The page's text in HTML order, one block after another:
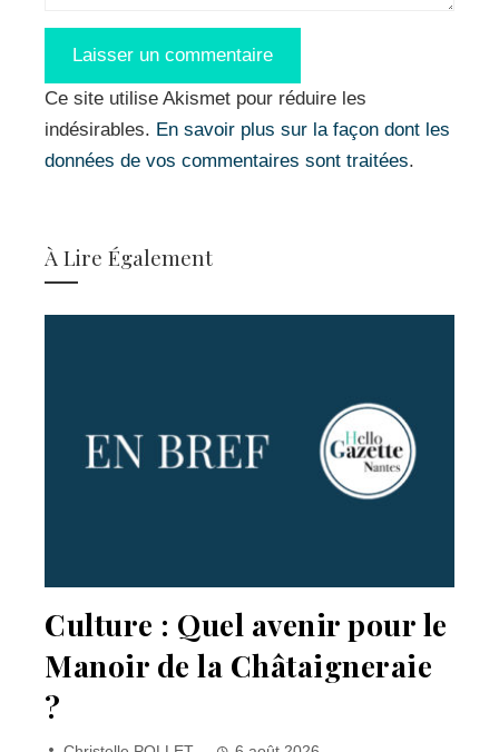
Ce site utilise Akismet pour réduire les
indésirables. En savoir plus sur la façon dont les
données de vos commentaires sont traitées.
À Lire Également
Culture : Quel avenir pour le
Manoir de la Châtaigneraie
?